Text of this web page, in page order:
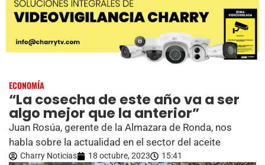
ECONOMÍA
“La cosecha de este año va a ser
algo mejor que la anterior”
Juan Rosúa, gerente de la Almazara de Ronda, nos
habla sobre la actualidad en el sector del aceite
Charry Noticias 18 octubre, 2023 15:41